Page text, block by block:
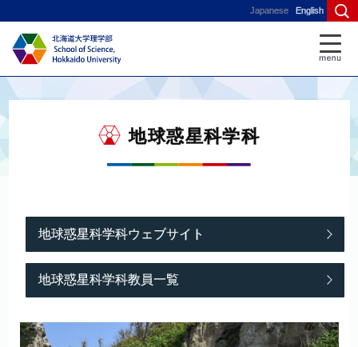
Japanese English
地球惑星科学科
地球惑星科学科ウェブサイト
地球惑星科学科教員一覧